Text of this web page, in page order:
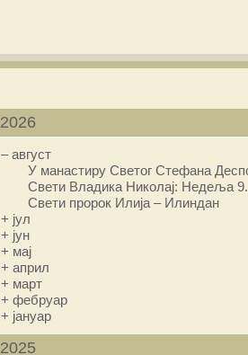
2026
–август
У манастиру Светог Стефана
Свети Владика Николај: Недеља
Свети пророк Илија – Илиндан
+ јул
+ јун
+ мај
+ април
+ март
+ фебруар
+ јануар
2025